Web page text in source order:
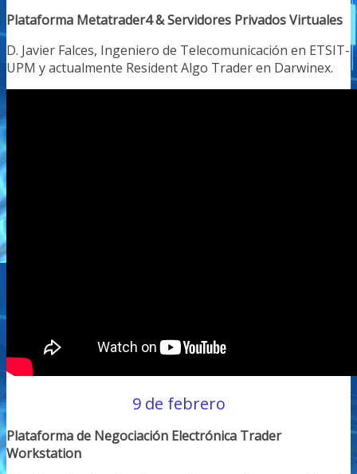
Plataforma Metatrader4 & Servidores Privados Virtuales
D. Javier Falces, Ingeniero de Telecomunicación en ETSIT-
UPM y actualmente Resident Algo Trader en Darwinex.
9 de febrero
Plataforma de Negociación Electrónica Trader
Workstation